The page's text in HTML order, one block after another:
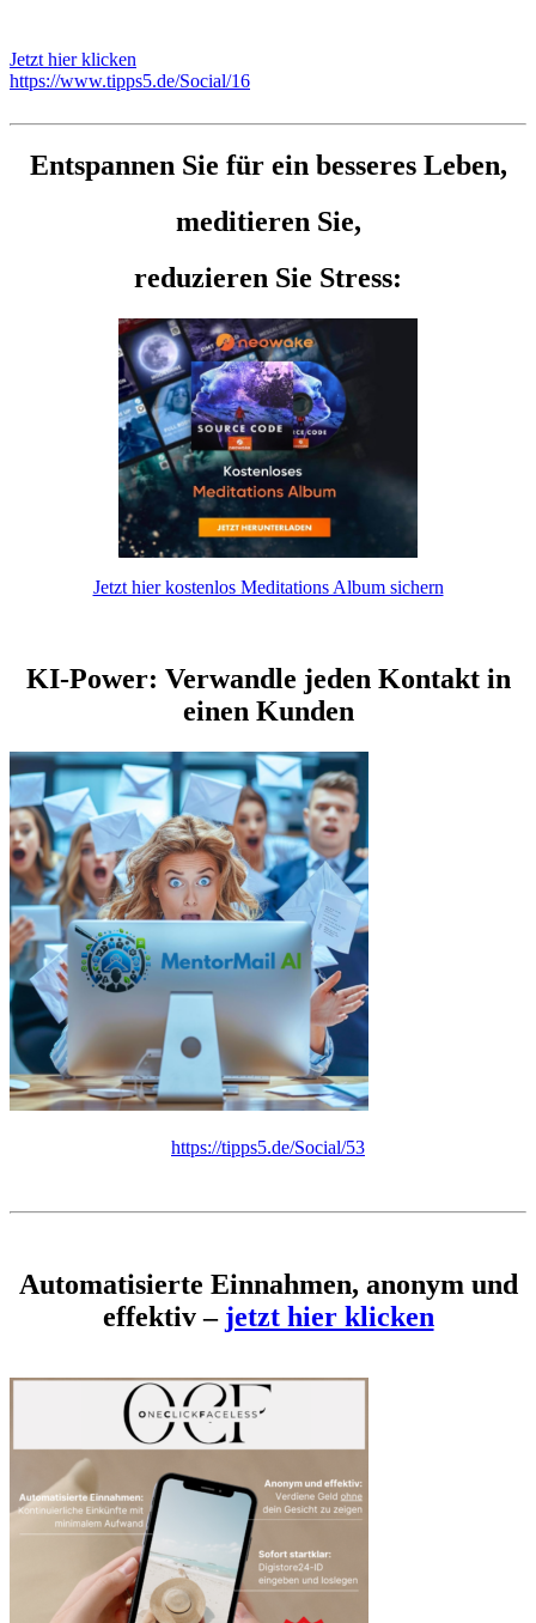
Jetzt hier klicken
https://www.tipps5.de/Social/16
Entspannen Sie für ein besseres Leben,
meditieren Sie,
reduzieren Sie Stress:
Jetzt hier kostenlos Meditations Album sichern
KI-Power: Verwandle jeden Kontakt in
einen Kunden
https://tipps5.de/Social/53
Automatisierte Einnahmen, anonym und
effektiv – jetzt hier klicken